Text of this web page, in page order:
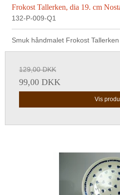
Frokost Tallerken, dia 19. cm
132-P-009-Q1
Smuk håndmalet Frokost
129,00 DKK
99,00 DKK
Vis